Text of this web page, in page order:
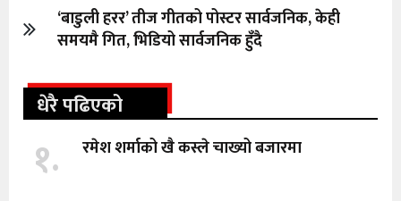
‘बाडुली हरर’ तीज गीतको पोस्टर सार्वजनिक, केही
समयमै गित, भिडियो सार्वजनिक हुँदै
धेरै पढिएको
१. रमेश शर्माको खै कस्ले चाख्यो बजारमा